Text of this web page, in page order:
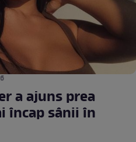
a ajuns prea
încap sânii în